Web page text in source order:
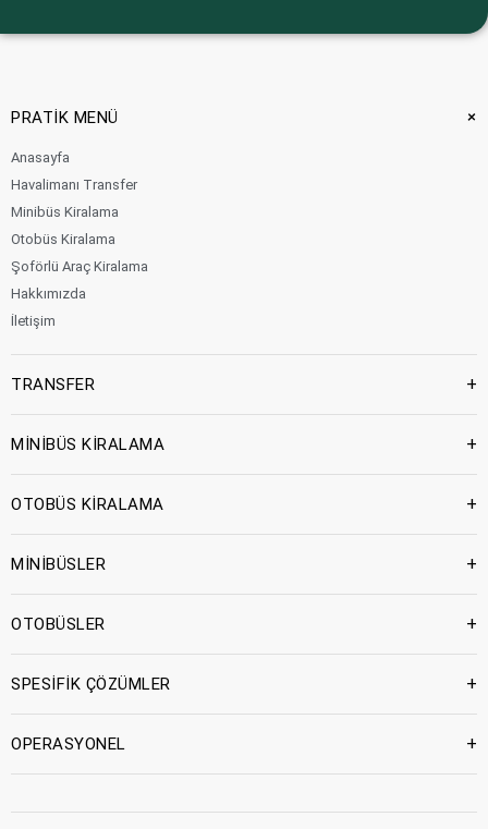
PRATİK MENÜ +
Anasayfa
Havalimanı Transfer
Minibüs Kiralama
Otobüs Kiralama
Şoförlü Araç Kiralama
Hakkımızda
İletişim
TRANSFER +
MİNİBÜS KİRALAMA +
OTOBÜS KİRALAMA +
MİNİBÜSLER +
OTOBÜSLER +
SPESİFİK ÇÖZÜMLER +
OPERASYONEL +